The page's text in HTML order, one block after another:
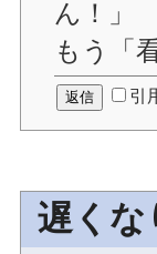
ん！」
もう「
引
遅くな